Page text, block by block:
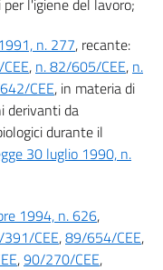
l'igiene del lavoro;
n. 277, recante:
, n. 82/605/CEE, n.
CEE, in materia di
derivanti da
durante il
30 luglio 1990, n.
1994, n. 626,
CEE,89/654/CEE,
,90/270/CEE,